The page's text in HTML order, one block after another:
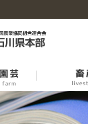
検索サービス
トップへ
へ